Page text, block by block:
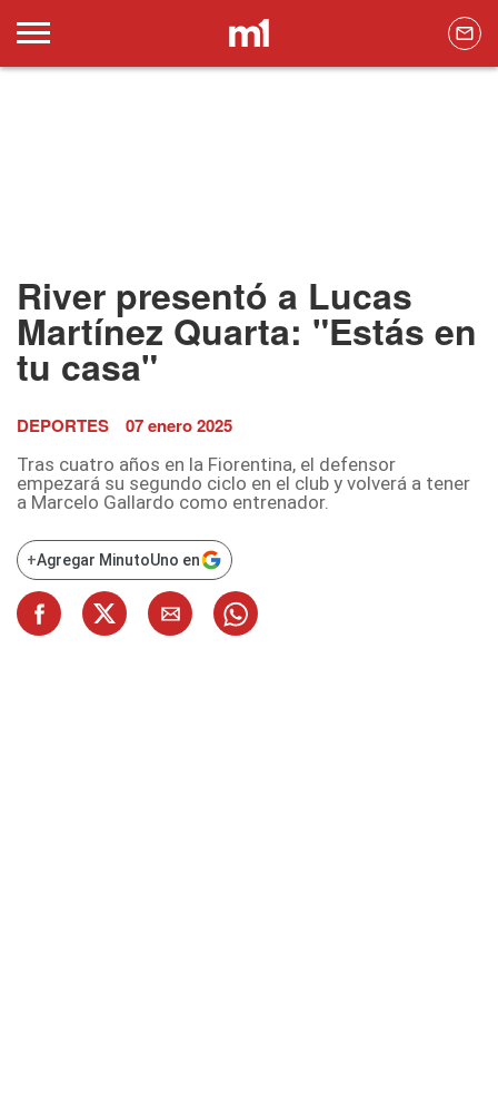
River presentó a Lucas
Martínez Quarta: "Estás en
tu casa"
DEPORTES 07 enero 2025
Tras cuatro años en la Fiorentina, el defensor
empezará su segundo ciclo en el club y volverá a tener
a Marcelo Gallardo como entrenador.
+Agregar MinutoUno en